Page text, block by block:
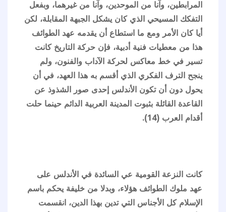
المرابطين، وآنا من الموحدين، وآنا من غيرهما، وبفعل
التفكك المسيحي الذي كان يشكل الجبهة المقابلة، لكن
أيا كان الأمر ومع ما استطاع أن يقدمه عهد الطوائف
هذا من معطيات فنية أدبية، فإن حركة التاريخ كانت
تسير في خط معاكس لحركة الآداب والفنون، ولم
ينجح الترف الفكري الذي أقسم به هذا العهد، في أن
يحول دون أن تكون الأندلس إحدى صور الشذوذ عن
القاعدة القائلة بثبوت المدينة العربية الدائم حينما حلت
أقدام العرب (14).
كانت النزعة القومية عي السائدة في الأندلس على
عهد ملوك الطوائف هؤلاء، وبدلا من خليفة يحكم باسم
الإسلام كل الأجناس التي تدين بهذا الدين، انقسمت